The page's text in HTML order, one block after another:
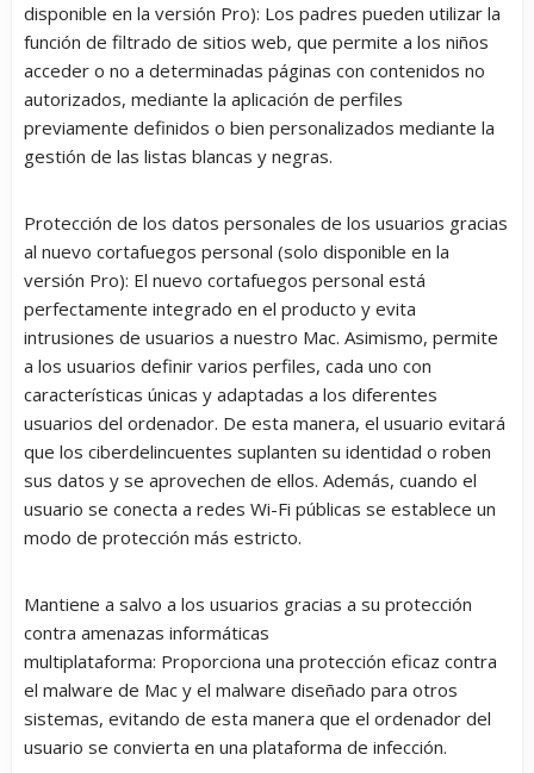
disponible en la versión Pro): Los padres pueden utilizar la
función de filtrado de sitios web, que permite a los niños
acceder o no a determinadas páginas con contenidos no
autorizados, mediante la aplicación de perfiles
previamente definidos o bien personalizados mediante la
gestión de las listas blancas y negras.
Protección de los datos personales de los usuarios gracias
al nuevo cortafuegos personal (solo disponible en la
versión Pro): El nuevo cortafuegos personal está
perfectamente integrado en el producto y evita
intrusiones de usuarios a nuestro Mac. Asimismo, permite
a los usuarios definir varios perfiles, cada uno con
características únicas y adaptadas a los diferentes
usuarios del ordenador. De esta manera, el usuario evitará
que los ciberdelincuentes suplanten su identidad o roben
sus datos y se aprovechen de ellos. Además, cuando el
usuario se conecta a redes Wi-Fi públicas se establece un
modo de protección más estricto.
Mantiene a salvo a los usuarios gracias a su protección
contra amenazas informáticas
multiplataforma: Proporciona una protección eficaz contra
el malware de Mac y el malware diseñado para otros
sistemas, evitando de esta manera que el ordenador del
usuario se convierta en una plataforma de infección.